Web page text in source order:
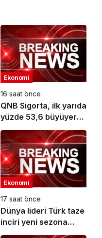
Ekonomi
16 saat önce
QNB Sigorta, ilk yarıda
yüzde 53,6 büyüyerek
10,66 milyar TL prim
üretimine ulaştı
Ekonomi
17 saat önce
Dünya lideri Türk taze
inciri yeni sezona
başladı